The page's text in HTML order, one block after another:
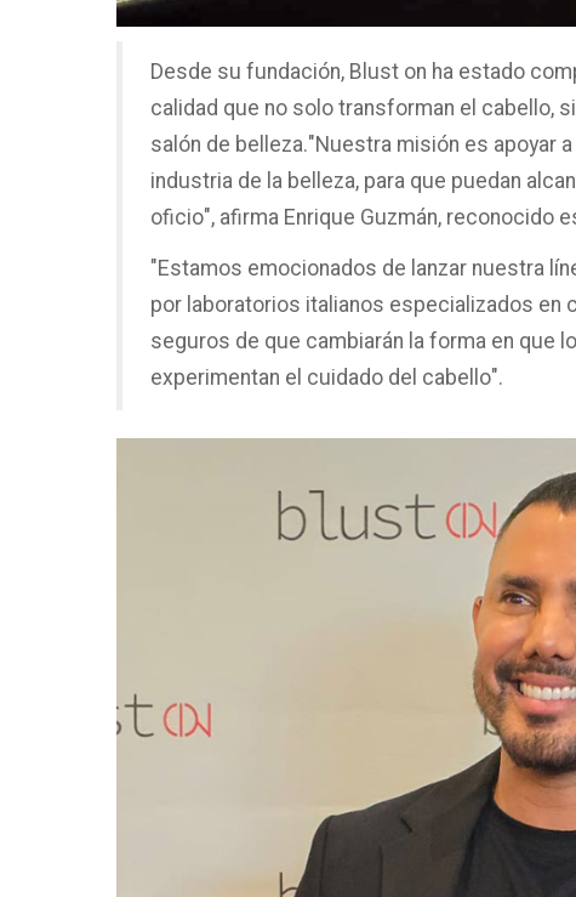
Desde su fundación, Blust on ha estado
calidad que no solo transforman el cabello,
salón de belleza."Nuestra misión es apoyar
industria de la belleza, para que puedan
oficio", afirma Enrique Guzmán, reconocido
"Estamos emocionados de lanzar nuestra
por laboratorios italianos especializados
seguros de que cambiarán la forma en que
experimentan el cuidado del cabello".